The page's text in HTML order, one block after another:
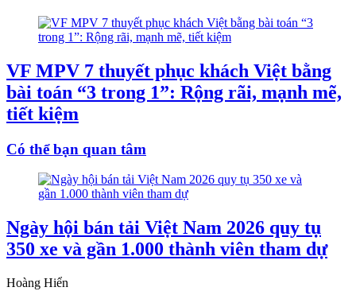
VF MPV 7 thuyết phục khách Việt bằng
bài toán “3 trong 1”: Rộng rãi, mạnh mẽ,
tiết kiệm
Có thể bạn quan tâm
Ngày hội bán tải Việt Nam 2026 quy tụ
350 xe và gần 1.000 thành viên tham dự
Hoàng Hiển